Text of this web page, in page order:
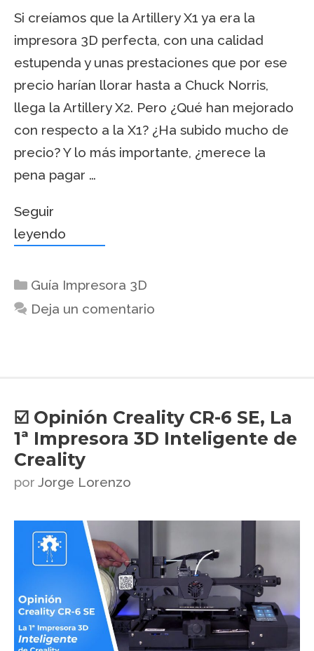
Si creíamos que la Artillery X1 ya era la
impresora 3D perfecta, con una calidad
estupenda y unas prestaciones que por ese
precio harían llorar hasta a Chuck Norris,
llega la Artillery X2. Pero ¿Qué han mejorado
con respecto a la X1? ¿Ha subido mucho de
precio? Y lo más importante, ¿merece la
pena pagar …
Seguir
leyendo
Guía Impresora 3D
Deja un comentario
☑️ Opinión Creality CR-6 SE, La
1ª Impresora 3D Inteligente de
Creality
por Jorge Lorenzo